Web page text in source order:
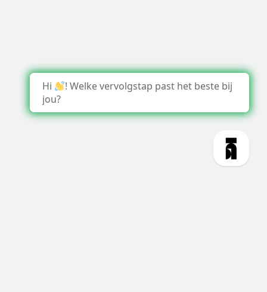
Hi
! Welke vervolgstap past het beste bij
jou?